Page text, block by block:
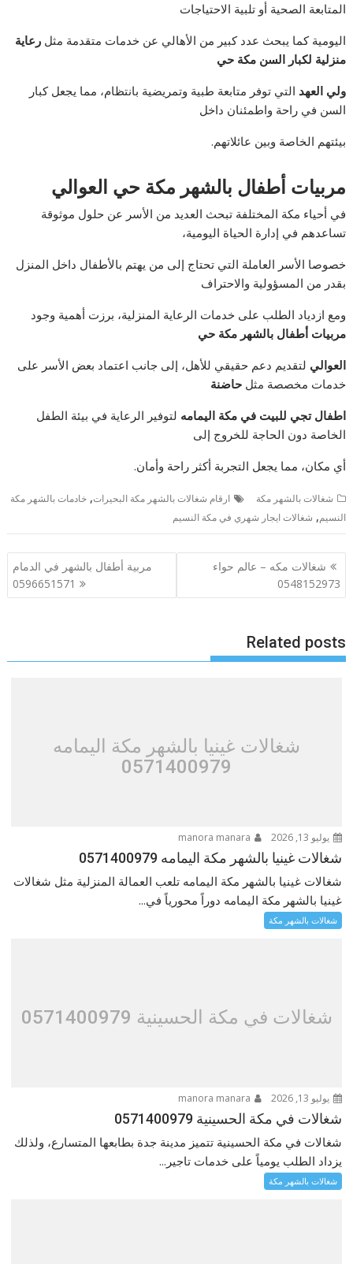
المتابعة الصحية أو تلبية الاحتياجات
اليومية كما يبحث عدد كبير من الأهالي عن خدمات متقدمة مثلرعاية
منزلية لكبار السن مكة حي
ولي العهد التي توفر متابعة طبية وتمريضية بانتظام، مما يجعل كبار
السن في راحة واطمئنان داخل
بيئتهم الخاصة وبين عائلاتهم.
مربيات أطفال بالشهر مكة حي العوالي
في أحياء مكة المختلفة تبحث العديد من الأسر عن حلول موثوقة
تساعدهم في إدارة الحياة اليومية،
خصوصا الأسر العاملة التي تحتاج إلى من يهتم بالأطفال داخل المنزل
بقدر من المسؤولية والاحتراف
ومع ازدياد الطلب على خدمات الرعاية المنزلية، برزت أهمية وجود
مربيات أطفال بالشهر مكة حي
العوالي لتقديم دعم حقيقي للأهل، إلى جانب اعتماد بعض الأسر على
خدمات مخصصة مثلحاضنة
اطفال تجي للبيت في مكة اليمامه لتوفير الرعاية في بيئة الطفل
الخاصة دون الحاجة للخروج إلى
أي مكان، مما يجعل التجربة أكثر راحة وأمان.
شغالات بالشهر مكة ارقام شغالات بالشهر مكة البحيرات,خادمات بالشهر مكة
النسيم, شغالات ايجار شهري في مكة النسيم
تصفّح
المقالات
شغالات مكه – عالم حواء
0548152973
مربية أطفال بالشهر في الدمام
0596651571
Related posts
شغالات غينيا بالشهر مكة اليمامه
0571400979
يوليو 13, 2026
شغالات غينيا بالشهر مكة اليمامه 0571400979
شغالات غينيا بالشهر مكة اليمامه تلعب العمالة المنزلية مثل شغالات
غينيا بالشهر مكة اليمامه دوراً محورياً في...
شغالات بالشهر مكة
شغالات في مكة الحسينية 0571400979
يوليو 13, 2026
شغالات في مكة الحسينية 0571400979
شغالات في مكة الحسينية تتميز مدينة جدة بطابعها المتسارع، ولذلك
يزداد الطلب يومياً على خدمات تاجير...
شغالات بالشهر مكة